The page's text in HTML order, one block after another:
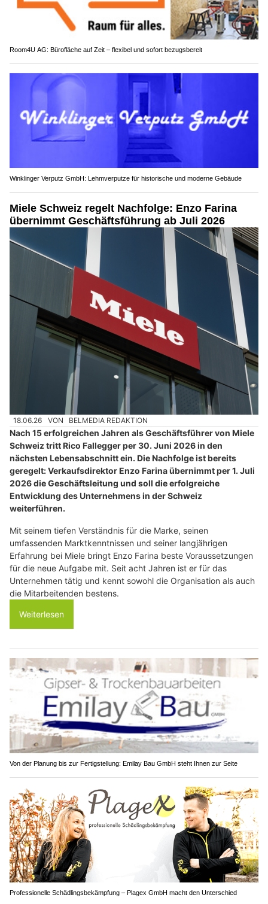
Room4U AG: Bürofläche auf Zeit – flexibel und sofort bezugsbereit
Winklinger Verputz GmbH: Lehmverputze für historische und moderne Gebäude
Miele Schweiz regelt Nachfolge: Enzo Farina
übernimmt Geschäftsführung ab Juli 2026
18.06.26 VON BELMEDIA REDAKTION
Nach 15 erfolgreichen Jahren als Geschäftsführer von Miele
Schweiz tritt Rico Fallegger per 30. Juni 2026 in den
nächsten Lebensabschnitt ein. Die Nachfolge ist bereits
geregelt: Verkaufsdirektor Enzo Farina übernimmt per 1. Juli
2026 die Geschäftsleitung und soll die erfolgreiche
Entwicklung des Unternehmens in der Schweiz
weiterführen.
Mit seinem tiefen Verständnis für die Marke, seinen
umfassenden Marktkenntnissen und seiner langjährigen
Erfahrung bei Miele bringt Enzo Farina beste Voraussetzungen
für die neue Aufgabe mit. Seit acht Jahren ist er für das
Unternehmen tätig und kennt sowohl die Organisation als auch
die Mitarbeitenden bestens.
Weiterlesen
Von der Planung bis zur Fertigstellung: Emilay Bau GmbH steht Ihnen zur Seite
Professionelle Schädlingsbekämpfung – Plagex GmbH macht den Unterschied